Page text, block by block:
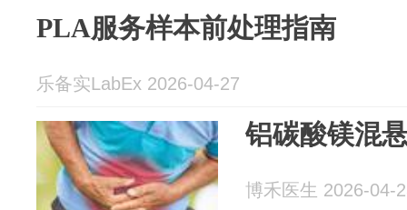
PLA服务样本前处理指南
乐备实LabEx 2026-04-27
铝碳酸镁混
博禾医生 2026-04-